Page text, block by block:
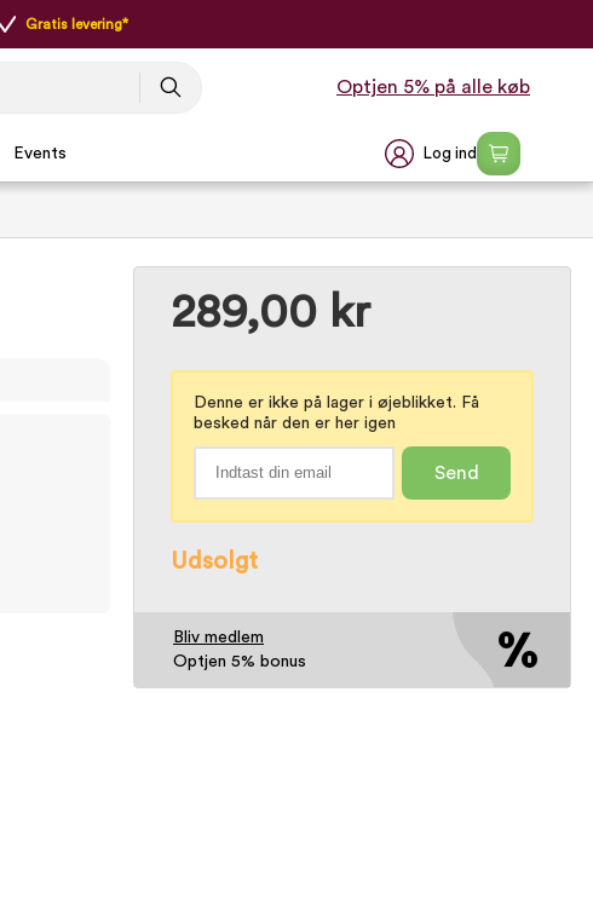
Gratis levering*
Optjen 5% på alle køb
Events Log ind
289,00 kr
Denne er ikke på lager i øjeblikket. Få
besked når den er her igen
Send
Udsolgt
Bliv medlem
Optjen 5% bonus